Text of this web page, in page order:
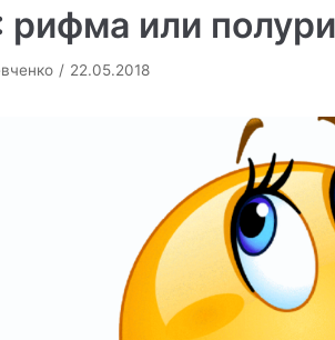
или
22.05.2018